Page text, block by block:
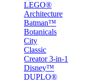
LEGO®
Architecture
Batman™
Botanicals
City
Classic
Creator 3-in-1
Disney™
DUPLO®